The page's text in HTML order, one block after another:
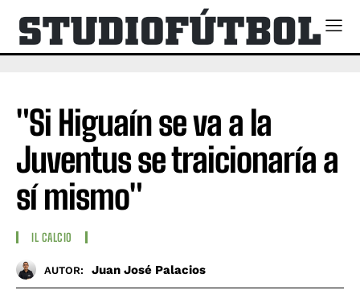
"Si Higuaín se va a la
Juventus se traicionaría a
sí mismo"
IL CALCIO
AUTOR: Juan José Palacios